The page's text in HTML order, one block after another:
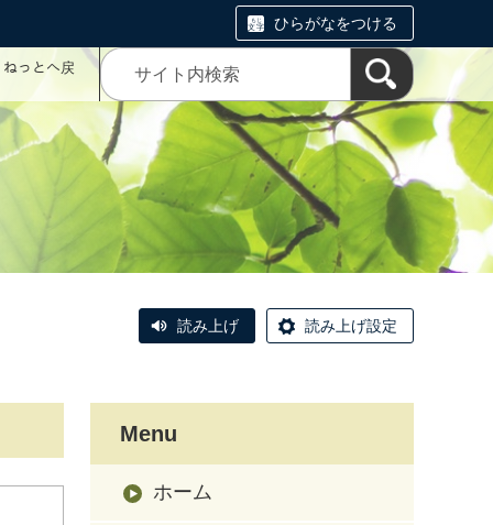
ひらがなをつける
っとへ戻
読み上げ 読み上げ設定
Menu
ホーム